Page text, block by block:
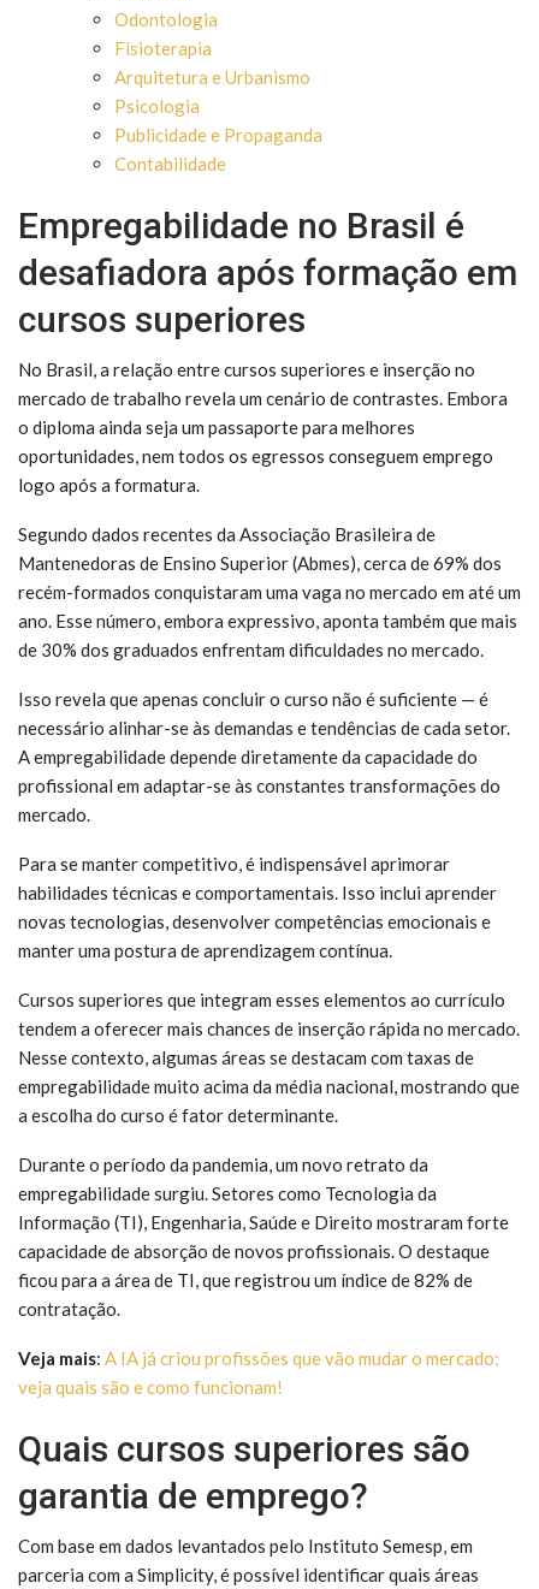
Odontologia
Fisioterapia
Arquitetura e Urbanismo
Psicologia
Publicidade e Propaganda
Contabilidade
Empregabilidade no Brasil é
desafiadora após formação em
cursos superiores
No Brasil, a relação entre cursos superiores e inserção no
mercado de trabalho revela um cenário de contrastes. Embora
o diploma ainda seja um passaporte para melhores
oportunidades, nem todos os egressos conseguem emprego
logo após a formatura.
Segundo dados recentes da Associação Brasileira de
Mantenedoras de Ensino Superior (Abmes), cerca de 69% dos
recém-formados conquistaram uma vaga no mercado em até um
ano. Esse número, embora expressivo, aponta também que mais
de 30% dos graduados enfrentam dificuldades no mercado.
Isso revela que apenas concluir o curso não é suficiente — é
necessário alinhar-se às demandas e tendências de cada setor.
A empregabilidade depende diretamente da capacidade do
profissional em adaptar-se às constantes transformações do
mercado.
Para se manter competitivo, é indispensável aprimorar
habilidades técnicas e comportamentais. Isso inclui aprender
novas tecnologias, desenvolver competências emocionais e
manter uma postura de aprendizagem contínua.
Cursos superiores que integram esses elementos ao currículo
tendem a oferecer mais chances de inserção rápida no mercado.
Nesse contexto, algumas áreas se destacam com taxas de
empregabilidade muito acima da média nacional, mostrando que
a escolha do curso é fator determinante.
Durante o período da pandemia, um novo retrato da
empregabilidade surgiu. Setores como Tecnologia da
Informação (TI), Engenharia, Saúde e Direito mostraram forte
capacidade de absorção de novos profissionais. O destaque
ficou para a área de TI, que registrou um índice de 82% de
contratação.
Veja mais: A IA já criou profissões que vão mudar o mercado:
veja quais são e como funcionam!
Quais cursos superiores são
garantia de emprego?
Com base em dados levantados pelo Instituto Semesp, em
parceria com a Simplicity, é possível identificar quais áreas